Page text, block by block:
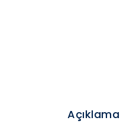
Açıklama